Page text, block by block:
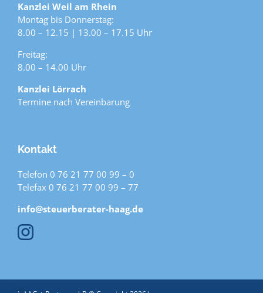
Kanzlei Weil am Rhein
Montag bis Donnerstag:
8.00 – 12.15 | 13.00 – 17.15 Uhr
Freitag:
8.00 – 14.00 Uhr
Kanzlei Lörrach
Termine nach Vereinbarung
Kontakt
Telefon 0 76 21 77 00 99 – 0
Telefax 0 76 21 77 00 99 – 77
info@steuerberater-haag.de